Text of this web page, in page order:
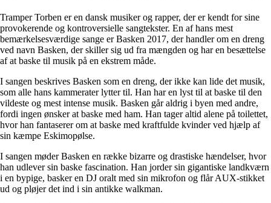
Tramper Torben er en dansk musiker og rapper, der er kendt for sine
provokerende og kontroversielle sangtekster. En af hans mest
bemærkelsesværdige sange er Basken 2017, der handler om en dreng
ved navn Basken, der skiller sig ud fra mængden og har en besættelse
af at baske til musik på en ekstrem måde.
I sangen beskrives Basken som en dreng, der ikke kan lide det musik,
som alle hans kammerater lytter til. Han har en lyst til at baske til den
vildeste og mest intense musik. Basken går aldrig i byen med andre,
fordi ingen ønsker at baske med ham. Han tager altid alene på toilettet,
hvor han fantaserer om at baske med kraftfulde kvinder ved hjælp af
sin kæmpe Eskimopølse.
I sangen møder Basken en række bizarre og drastiske hændelser, hvor
han udlever sin baske fascination. Han jorder sin gigantiske landkværn
i en bypige, basker en DJ oralt med sin mikrofon og flår AUX-stikket
ud og pløjer det ind i sin antikke walkman.